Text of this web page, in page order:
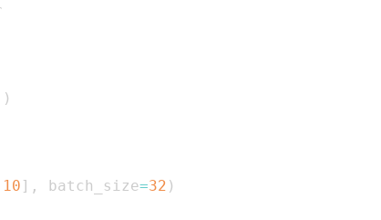
)
10 ] , batch_size=32 )